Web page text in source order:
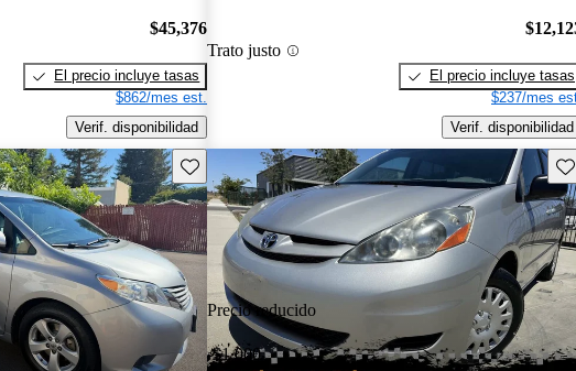
$45,376
El precio incluye tasas
$862/mes est.
Verif. disponibilidad
Trato justo
El precio incluye tasas
$237/mes
Verif. disponibilidad
Guarda este Aviso
Precio reducido
-$1,000